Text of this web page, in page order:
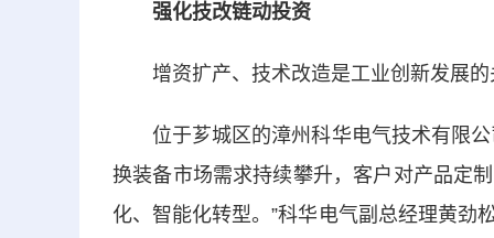
强化技改链动投资
增资扩产、技术改造是工业创新发展的
位于芗城区的漳州科华电气技术有限公
换装备市场需求持续攀升，客户对产品定
化、智能化转型。”科华电气副总经理黄劲